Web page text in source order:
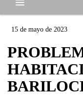
15 de mayo de 2023